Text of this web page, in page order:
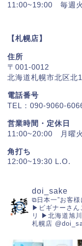
11:00~19:00 毎週
【札幌店】
住所
〒001-0012
北海道札幌市北区北
電話番号
TEL：090-9060-
営業時間・定休日
11:00~20:00 月曜
角打ち
12:00~19:30 L.O.
doi_sake
⧉日本一”お客
▶︎ビギナーさん
リ
▶︎北海道旭川
札幌店